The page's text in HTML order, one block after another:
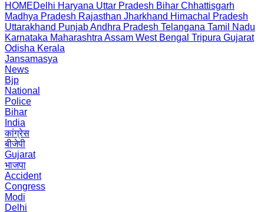
HOMEDelhi Haryana Uttar Pradesh Bihar Chhattisgarh
Madhya Pradesh Rajasthan Jharkhand Himachal Pradesh
Uttarakhand PunjabAndhra Pradesh Telangana Tamil Nadu
Karnataka Maharashtra Assam West Bengal Tripura Gujarat
Odisha Kerala
Jansamasya
News
Bjp
National
Police
Bihar
India
कांग्रेस
बीजेपी
Gujarat
भाजपा
Accident
Congress
Modi
Delhi